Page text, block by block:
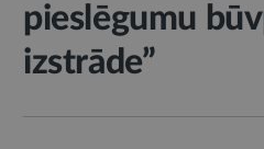
pieslēgumu
izstrāde”